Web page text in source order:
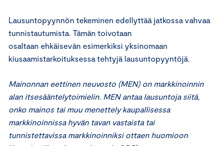
Lausuntopyynnön tekeminen edellyttää jatkossa vahvaa
tunnistautumista. Tämän toivotaan
osaltaan ehkäisevän esimerkiksi yksinomaan
kiusaamistarkoituksessa tehtyjä lausuntopyyntöjä.
Mainonnan eettinen neuvosto (MEN) on markkinoinnin
alan itsesääntelytoimielin. MEN antaa lausuntoja siitä,
onko mainos tai muu menettely kaupallisessa
markkinoinnissa hyvän tavan vastaista tai
tunnistettavissa markkinoinniksi ottaen huomioon